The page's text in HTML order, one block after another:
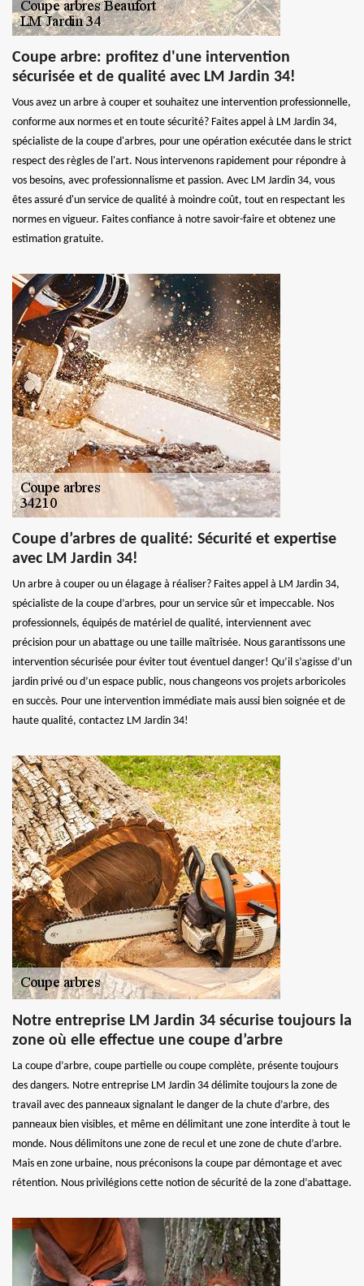
Coupe arbre: profitez d'une intervention
sécurisée et de qualité avec LM Jardin 34!
Vous avez un arbre à couper et souhaitez une intervention professionnelle,
conforme aux normes et en toute sécurité? Faites appel à LM Jardin 34,
spécialiste de la coupe d'arbres, pour une opération exécutée dans le strict
respect des règles de l'art. Nous intervenons rapidement pour répondre à
vos besoins, avec professionnalisme et passion. Avec LM Jardin 34, vous
êtes assuré d'un service de qualité à moindre coût, tout en respectant les
normes en vigueur. Faites confiance à notre savoir-faire et obtenez une
estimation gratuite.
Coupe d’arbres de qualité: Sécurité et expertise
avec LM Jardin 34!
Un arbre à couper ou un élagage à réaliser? Faites appel à LM Jardin 34,
spécialiste de la coupe d’arbres, pour un service sûr et impeccable. Nos
professionnels, équipés de matériel de qualité, interviennent avec
précision pour un abattage ou une taille maîtrisée. Nous garantissons une
intervention sécurisée pour éviter tout éventuel danger! Qu’il s’agisse d’un
jardin privé ou d’un espace public, nous changeons vos projets arboricoles
en succès. Pour une intervention immédiate mais aussi bien soignée et de
haute qualité, contactez LM Jardin 34!
Notre entreprise LM Jardin 34 sécurise toujours la
zone où elle effectue une coupe d’arbre
La coupe d’arbre, coupe partielle ou coupe complète, présente toujours
des dangers. Notre entreprise LM Jardin 34 délimite toujours la zone de
travail avec des panneaux signalant le danger de la chute d’arbre, des
panneaux bien visibles, et même en délimitant une zone interdite à tout le
monde. Nous délimitons une zone de recul et une zone de chute d’arbre.
Mais en zone urbaine, nous préconisons la coupe par démontage et avec
rétention. Nous privilégions cette notion de sécurité de la zone d’abattage.